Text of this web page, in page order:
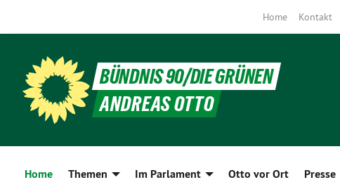
Home Kontakt
BÜNDNIS 90/DIE GRÜNEN
ANDREAS OTTO
Home Themen Im Parlament Otto vor Ort Presse